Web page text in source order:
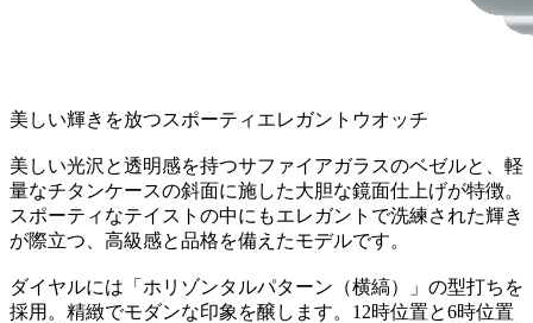
美しい輝きを放つスポーティエレガントウオッチ
美しい光沢と透明感を持つサファイアガラスのベゼルと、軽
量なチタンケースの斜面に施した大胆な鏡面仕上げが特徴。
スポーティなテイストの中にもエレガントで洗練された輝き
が際立つ、高級感と品格を備えたモデルです。
ダイヤルには「ホリゾンタルパターン（横縞）」の型打ちを
採用。精緻でモダンな印象を醸します。12時位置と6時位置